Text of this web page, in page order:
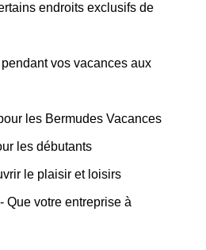
endroits exclusifs de
vos vacances aux
les Bermudes Vacances
les débutants
le plaisir et loisirs
Que votre entreprise à